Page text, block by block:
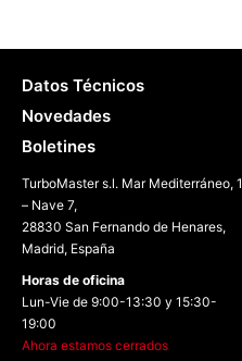
Datos Técnicos
Novedades
Boletines
TurboMaster s.l. Mar Mediterráneo, 1
– Nave 7,
28830 San Fernando de Henares,
Madrid, España
Horas de oficina
Lun-Vie de 9:00-13:30 y 15:30-
19:00
Ahora estamos cerrados